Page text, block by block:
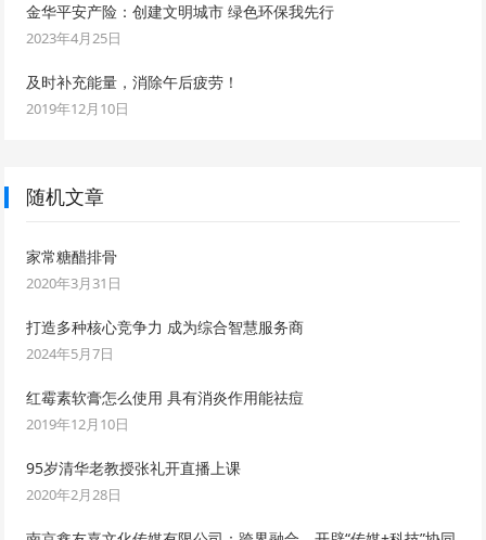
金华平安产险：创建文明城市 绿色环保我先行
2023年4月25日
及时补充能量，消除午后疲劳！
2019年12月10日
随机文章
家常糖醋排骨
2020年3月31日
打造多种核心竞争力 成为综合智慧服务商
2024年5月7日
红霉素软膏怎么使用 具有消炎作用能祛痘
2019年12月10日
95岁清华老教授张礼开直播上课
2020年2月28日